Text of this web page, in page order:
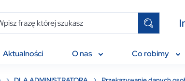
Aktualności O nas Co robimy